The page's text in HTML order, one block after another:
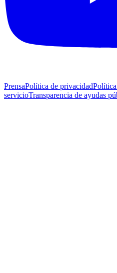
PrensaPolítica de privacidad
servicioTransparencia de ayudas